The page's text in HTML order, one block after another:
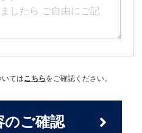
てはこちらをご確認ください。
のご確認